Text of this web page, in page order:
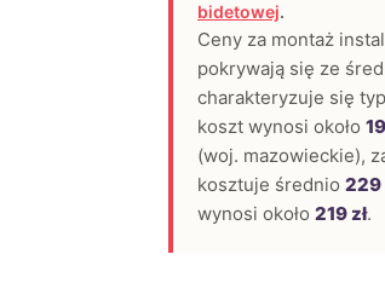
bidetowej.
Ceny za montaż
pokrywają się ze
charakteryzuje się
koszt wynosi około
(woj. mazowieckie),
kosztuje średnio 229
wynosi około 219 zł.